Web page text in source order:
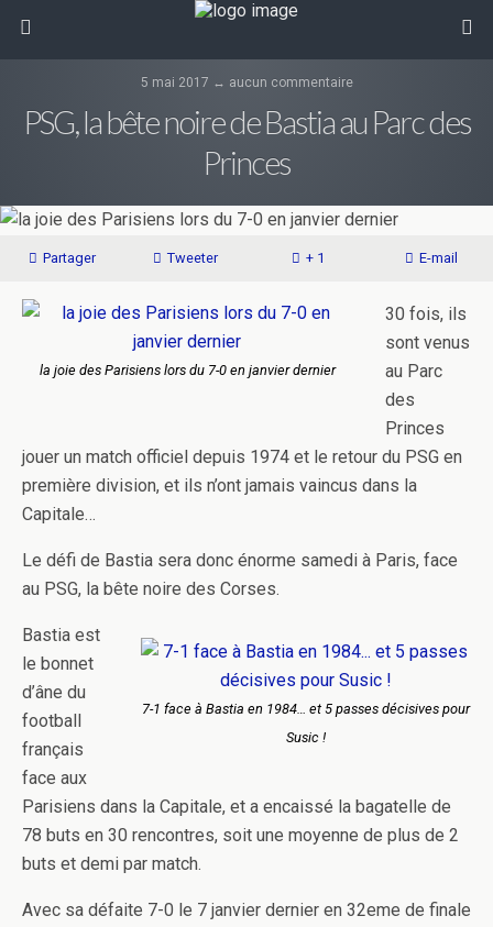
5 mai 2017 ↔ aucun commentaire
PSG, la bête noire de Bastia au Parc des
Princes
Partager Tweeter + 1 E-mail
la joie des Parisiens lors du 7-0 en janvier dernier
30 fois, ils
sont venus
au Parc
des
Princes
jouer un match officiel depuis 1974 et le retour du PSG en
première division, et ils n’ont jamais vaincus dans la
Capitale…
Le défi de Bastia sera donc énorme samedi à Paris, face
au PSG, la bête noire des Corses.
7-1 face à Bastia en 1984… et 5 passes décisives pour
Susic !
Bastia est
le bonnet
d’âne du
football
français
face aux
Parisiens dans la Capitale, et a encaissé la bagatelle de
78 buts en 30 rencontres, soit une moyenne de plus de 2
buts et demi par match.
Avec sa défaite 7-0 le 7 janvier dernier en 32eme de finale